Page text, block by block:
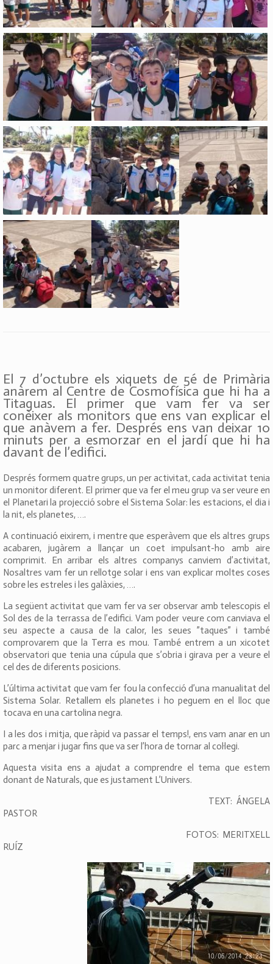
El 7 d’octubre els xiquets de 5é de Primària
anàrem al Centre de Cosmofísica que hi ha a
Titaguas. El primer que vam fer va ser
conèixer als monitors que ens van explicar el
que anàvem a fer. Després ens van deixar 10
minuts per a esmorzar en el jardí que hi ha
davant de l’edifici.
Després formem quatre grups, un per activitat, cada activitat tenia
un monitor diferent. El primer que va fer el meu grup va ser veure en
el Planetari la projecció sobre el Sistema Solar: les estacions, el dia i
la nit, els planetes, ….
A continuació eixirem, i mentre que esperàvem que els altres grups
acabaren, jugàrem a llançar un coet impulsant-ho amb aire
comprimit. En arribar els altres companys canviem d’activitat,
Nosaltres vam fer un rellotge solar i ens van explicar moltes coses
sobre les estreles i les galàxies, ….
La següent activitat que vam fer va ser observar amb telescopis el
Sol des de la terrassa de l’edifici. Vam poder veure com canviava el
seu aspecte a causa de la calor, les seues ”taques” i també
comprovarem que la Terra es mou. També entrem a un xicotet
observatori que tenia una cúpula que s’obria i girava per a veure el
cel des de diferents posicions.
L’última activitat que vam fer fou la confecció d’una manualitat del
Sistema Solar. Retallem els planetes i ho peguem en el lloc que
tocava en una cartolina negra.
I a les dos i mitja, que ràpid va passar el temps!, ens vam anar en un
parc a menjar i jugar fins que va ser l’hora de tornar al col·legi.
Aquesta visita ens a ajudat a comprendre el tema que estem
donant de Naturals, que es justament L’Univers.
TEXT: ÁNGELA
PASTOR
FOTOS: MERITXELL
RUÍZ